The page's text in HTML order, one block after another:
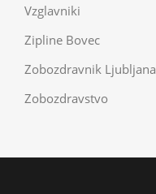
Vzglavniki
Zipline Bovec
Zobozdravnik Ljubljana
Zobozdravstvo